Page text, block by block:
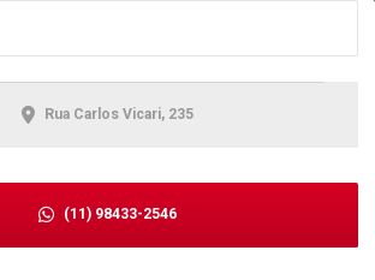
Rua Carlos Vicari, 235
(11) 98433-2546